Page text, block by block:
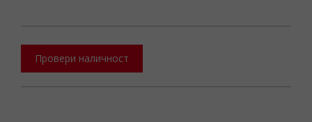
Провери наличност